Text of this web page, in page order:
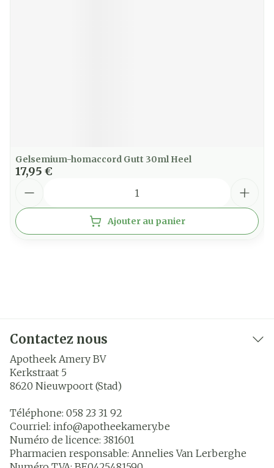
Gelsemium-homaccord Gutt 30ml Heel
17,95 €
Ajouter au panier
Contactez nous
Apotheek Amery BV
Kerkstraat 5
8620 Nieuwpoort (Stad)
Téléphone: 058 23 31 92
Courriel: info@apotheekamery.be
Numéro de licence: 381601
Pharmacien responsable: Annelies Van Lerberghe